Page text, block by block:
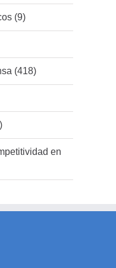
(9)
(418)
en